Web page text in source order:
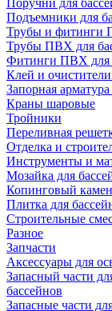
Поручни для
Подъемники для
Трубы и фитинги
Трубы ПВХ для
Фитинги ПВХ для
Клей и
Запорная
Краны шаровые
Тройники
Переливная
Отделка и
Инструменты и
Мозайка для
Копинговый
Плитка для
Строительные
Разное
Запчасти
Аксессуары для
Запасный части
бассейнов
Запасные части